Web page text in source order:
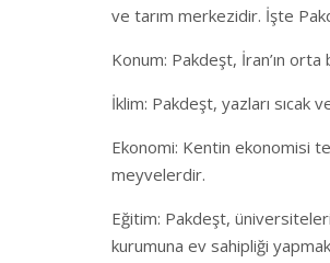
ve tarım merkezidir. İşte
Konum: Pakdeşt, İran’ın
İklim: Pakdeşt, yazları sıcak
Ekonomi: Kentin ekonomisi
meyvelerdir.
Eğitim: Pakdeşt,
kurumuna ev sahipliği